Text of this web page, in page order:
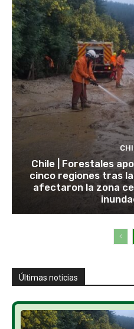
Chile | Forestales
cinco regiones tras
afectaron la zona
Últimas noticias